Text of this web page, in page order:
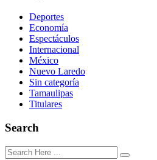
Deportes
Economía
Espectáculos
Internacional
México
Nuevo Laredo
Sin categoría
Tamaulipas
Titulares
Search